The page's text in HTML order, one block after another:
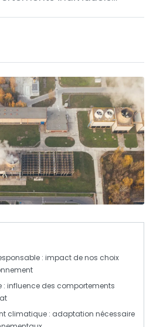
: impact de nos choix
: influence des comportements
climatique : adaptation nécessaire